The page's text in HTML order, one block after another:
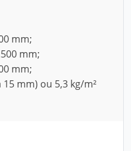
mm;
mm;
mm;
mm) ou 5,3 kg/m²